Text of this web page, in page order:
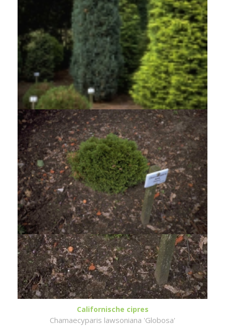
Californische cipres
Chamaecyparis lawsoniana 'Grayswood Pillar'
Californische cipres
Chamaecyparis lawsoniana 'Globosa'